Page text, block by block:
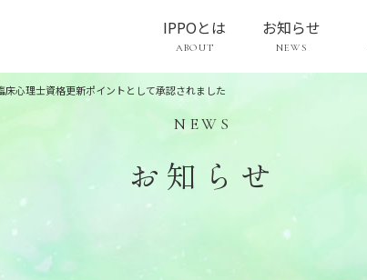
IPPOとは
ABOUT
お知らせ
NEWS
心理士資格更新ポイントとして承認されました
NEWS
お知らせ